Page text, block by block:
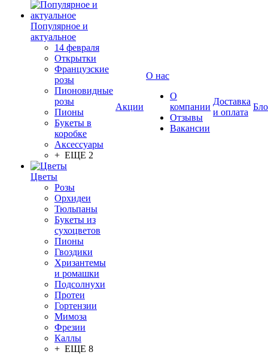
Популярное и
актуальное
14 февраля
Открытки
Французские
розы
Пионовидные
розы
Пионы
Букеты в
коробке
Аксессуары
+ ЕЩЕ 2
Цветы
Розы
Орхидеи
Тюльпаны
Букеты из
сухоцветов
Пионы
Гвоздики
Хризантемы
и ромашки
Подсолнухи
Протеи
Гортензии
Мимоза
Фрезии
Каллы
+ ЕЩЕ 8
Акции
О нас
О
компании
Отзывы
Вакансии
Доставка
и оплата